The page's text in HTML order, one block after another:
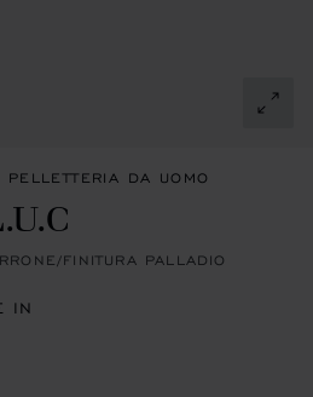
PELLETTERIA DA UOMO
FINITURA PALLADIO
IN